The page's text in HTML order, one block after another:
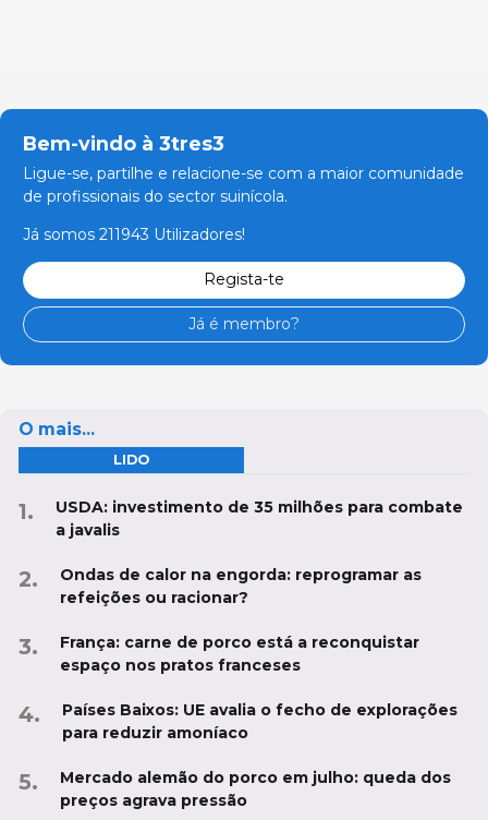
Bem-vindo à 3tres3
Ligue-se, partilhe e relacione-se com a maior comunidade
de profissionais do sector suinícola.
Já somos 211943 Utilizadores!
Regista-te
Já é membro?
O mais...
LIDO
USDA: investimento de 35 milhões para combate
a javalis
Ondas de calor na engorda: reprogramar as
refeições ou racionar?
França: carne de porco está a reconquistar
espaço nos pratos franceses
Países Baixos: UE avalia o fecho de explorações
para reduzir amoníaco
Mercado alemão do porco em julho: queda dos
preços agrava pressão